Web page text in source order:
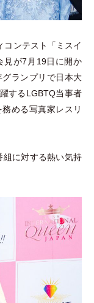
コンテスト 「 ミスイ
見が7月19日に開か
ランプリで日本大
するLGBTQ当事者
める写真家レスリ
に対する熱い気持